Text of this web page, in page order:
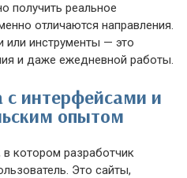
получить реальное
отличаются направления.
или инструменты — это
и даже ежедневной работы.
с интерфейсами и
опытом
котором разработчик
Это сайты,